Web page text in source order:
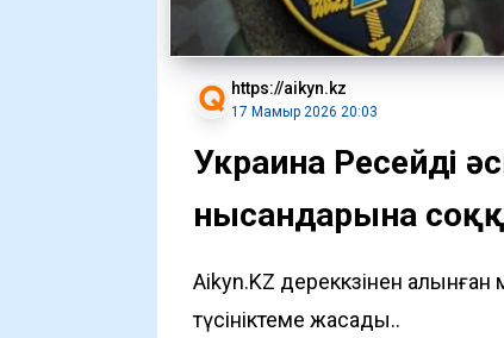
https://aikyn.kz
17 Мамыр 2026 20:03
Украина Ресейдің
нысандарына
Aikyn.KZ дереккөзінен
түсініктеме жасады..